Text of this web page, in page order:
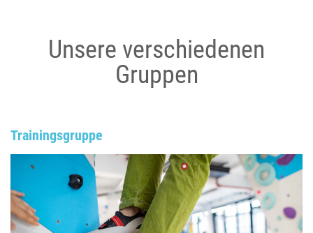
Unsere verschiedenen
Gruppen
Trainingsgruppe